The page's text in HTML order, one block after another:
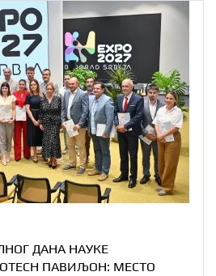
ДАНА НАУКЕ
ПАВИЉОН: МЕСТО